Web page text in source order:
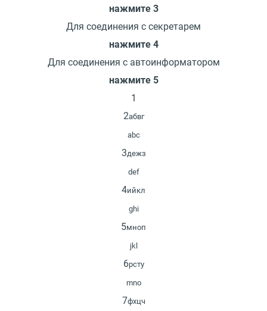
нажмите 3
Для соединения с секретарем
нажмите 4
Для соединения с автоинформатором
нажмите 5
1
2абвг
abc
3дежз
def
4ийкл
ghi
5мноп
jkl
6рсту
mno
7фхцч